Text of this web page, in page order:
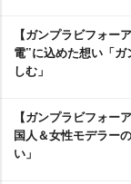
【ガンプラビフォー
電”に込めた想い「
しむ」
【ガンプラビフォー
国人＆女性モデラー
い」